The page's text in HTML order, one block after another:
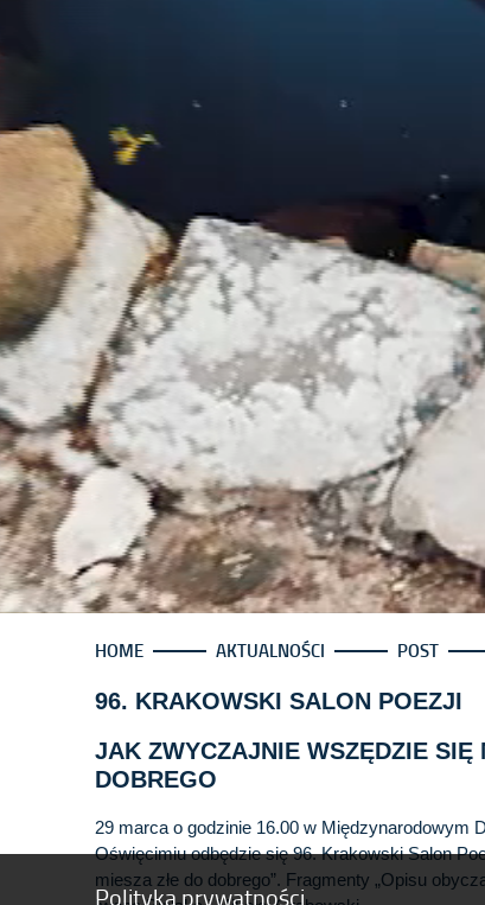
Polityka prywatności
HOME AKTUALNOŚCI POST
96. KRAKOWSKI SALON POEZJI
JAK ZWYCZAJNIE WSZĘDZIE SIĘ
DOBREGO
29 marca o godzinie 16.00 w Międzynarodowym
Oświęcimiu odbędzie się 96. Krakowski Salon
miesza złe do dobrego”. Fragmenty „Opisu